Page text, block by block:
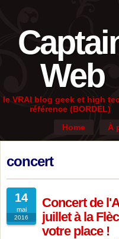
Web
le VRAI blog geek et high
référence (BORDEL)
Home
À
concert
14
mai
2016
Concert de
juillet à la
votre place !